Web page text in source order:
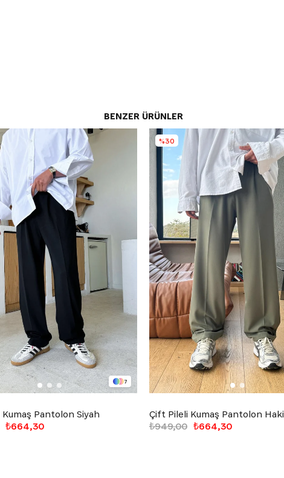
BENZER ÜRÜNLER
7
Pantolon Siyah
₺664,30
Çift Pileli Kumaş Pantolon Haki
₺664,30
₺949,00
%30